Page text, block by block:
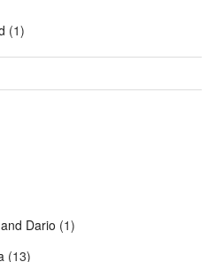
(1)
Dario (1)
(13)